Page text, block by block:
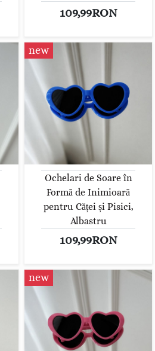
109,99RON
new
Ochelari de Soare în
Formă de Inimioară
pentru Căței și Pisici,
Albastru
109,99RON
new